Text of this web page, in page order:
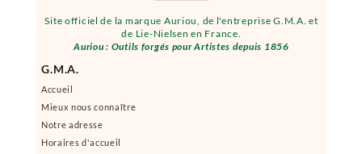
Site officiel de la marque Auriou, de l'entreprise G.M.A. et
de Lie-Nielsen en France.
Auriou : Outils forgés pour Artistes depuis 1856
G.M.A.
Accueil
Mieux nous connaître
Notre adresse
Horaires d'accueil